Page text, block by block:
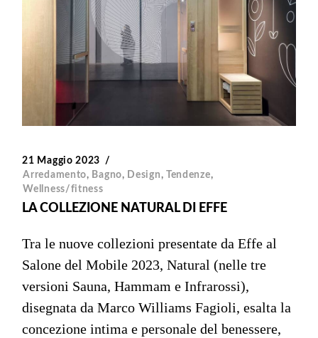
21 Maggio 2023
Arredamento, Bagno, Design, Tendenze,
Wellness/fitness
LA COLLEZIONE NATURAL DI EFFE
Tra le nuove collezioni presentate da Effe al
Salone del Mobile 2023, Natural (nelle tre
versioni Sauna, Hammam e Infrarossi),
disegnata da Marco Williams Fagioli, esalta la
concezione intima e personale del benessere,